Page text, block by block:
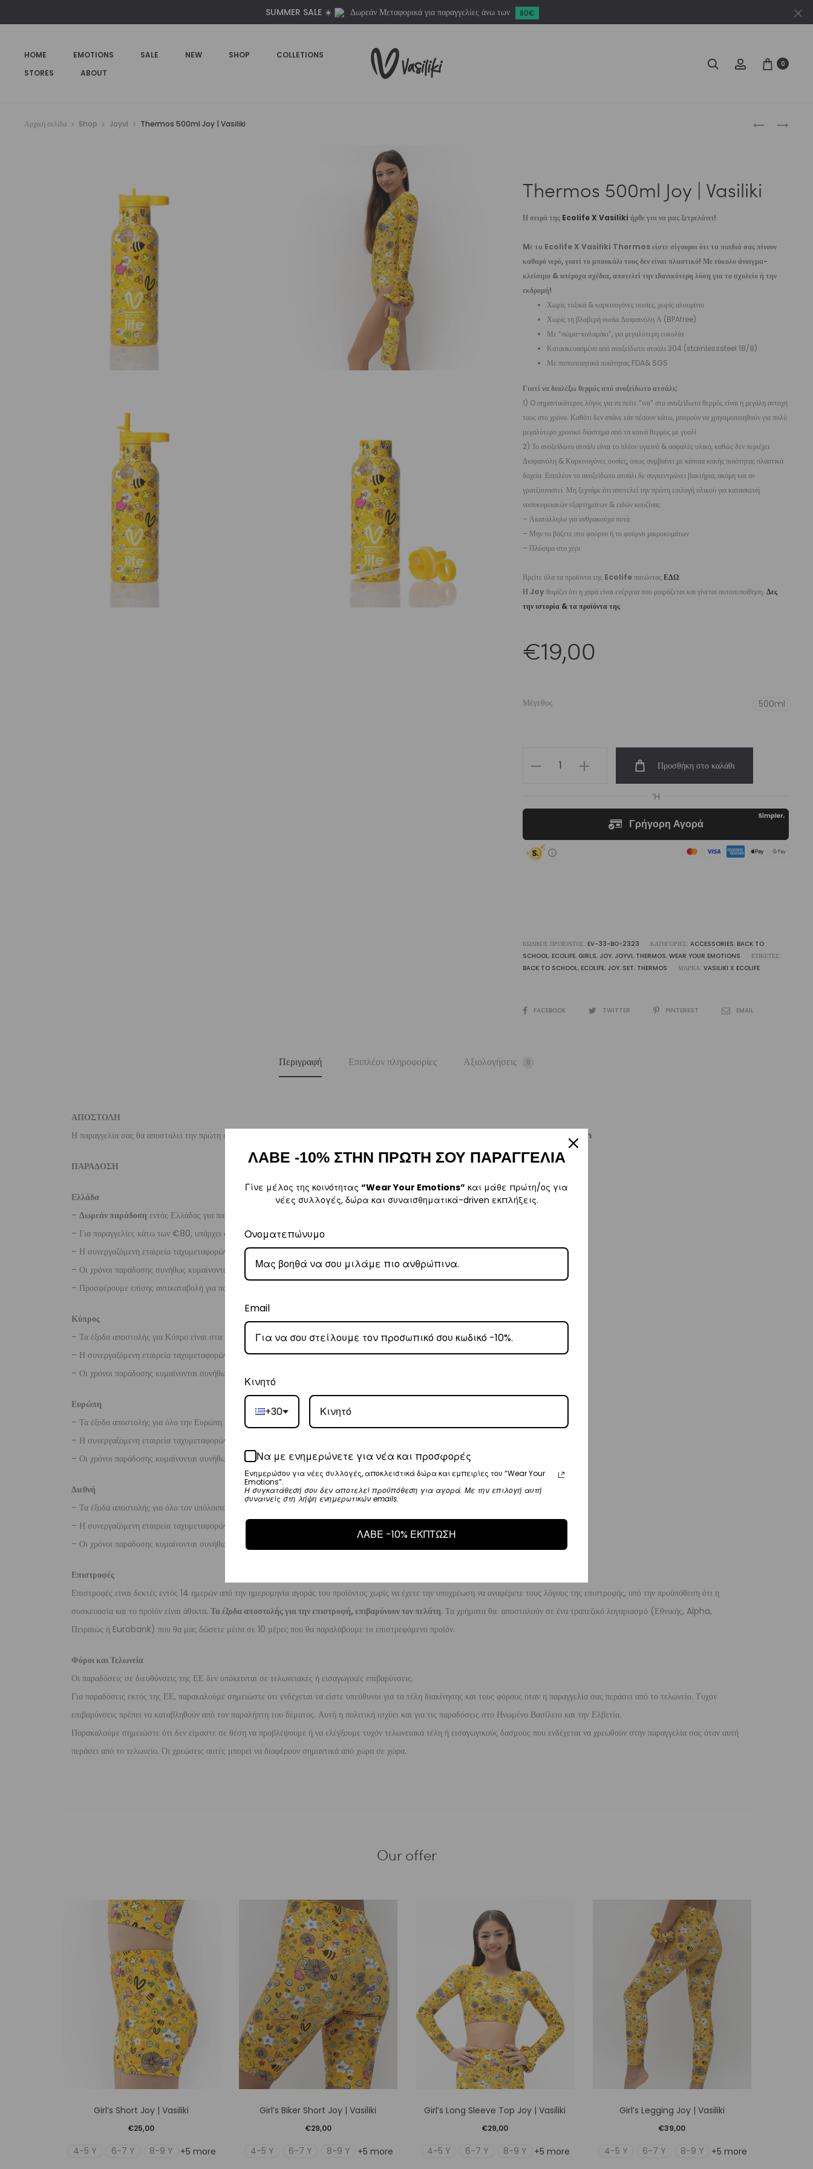
SUMMER SALE ☀️ Δωρεάν Μεταφορικά για παραγγελίες άνω των 80€
HOME EMOTIONS SALE NEW SHOP
COLLETIONS
STORES
ABOUT
Search Account0
THERMOS
THERMOS
Αρχική σελίδα Shop JoyvI Thermos 500ml Joy | Vasiliki
Thermos 500ml Joy | Vasiliki
Η σειρά της Ecolife X Vasiliki ήρθε για να μας ξετρελάνει!
Mε τα Ecolife X Vasiliki Thermos είστε σίγουροι ότι τα παιδιά σας πίνουν
καθαρό νερό, γιατί το μπουκάλι τους δεν είναι πλαστικό! Με εύκολο άνοιγμα-
κλείσιμο & υπέροχα σχέδια, αποτελεί την ιδανικότερη λύση για το σχολείο ή την
εκδρομή!
Χωρίς τοξικά & καρκινογόνες ουσίες, χωρίς αλουμίνιο
Χωρίς τη βλαβερή ουσία Δισφαινόλη Α (BPAfree)
Με “πώμα-καλαμάκι”, για μεγαλύτερη ευκολία
Κατασκευασμένο από ανοξείδωτο ατσάλι 304 (stainlesssteel 18/8)
Με πιστοποιητικά ποιότητας FDA& SGS
Γιατί να διαλέξω θερμός από ανοξείδωτο ατσάλι;
1) O σημαντικότερος λόγος για να πείτε “ναι” στα ανοξείδωτα θερμός είναι η μεγάλη αντοχή
τους στο χρόνο. Καθότι δεν σπάνε εάν πέσουν κάτω, μπορούν να χρησιμοποιηθούν για πολύ
μεγαλύτερο χρονικό διάστημα από τα κοινά θερμός με γυαλί
2) Το ανοξείδωτο ατσάλι είναι το πλέον υγιεινό & ασφαλές υλικό, καθώς δεν περιέχει
Δισφαινόλη & Καρκινογόνες ουσίες, όπως συμβαίνει με κάποια κακής ποιότητας πλαστικά
δοχεία. Επιπλέον το ανοξείδωτο ατσάλι δε συγκεντρώνει βακτήρια, ακόμη και αν
γρατζουνιστεί. Μη ξεχνάμε ότι αποτελεί την πρώτη επιλογή υλικού για κατασκευή
νοσοκομειακών εξαρτημάτων & ειδών κουζίνας.
– Ακατάλληλο για ανθρακούχα ποτά
– Μην το βάζετε στο φούρνο ή το φούρνο μικροκυμάτων
– Πλύσιμο στο χέρι
Βρείτε όλα τα προϊόντα της Ecolifeπατώντας ΕΔΩ
Η Joyθυμίζει ότι η χαρά είναι ενέργεια που μοιράζεται και γίνεται αυτοπεποίθηση. Δες
την ιστορία & τα προϊόντα της
€19,00
Μέγεθος 500ml
Thermos
|
ποσότητα
Προσθήκη στο καλάθι
ΚΩΔΙΚΌΣ ΠΡΟΪΌΝΤΟΣ: EV-33-BO-2323 ΚΑΤΗΓΟΡΊΕΣ: ACCESSORIES, BACK TO
SCHOOL, ECOLIFE, GIRLS, JOY, JOYVI, THERMOS, WEAR YOUR EMOTIONS
ΕΤΙΚΈΤΕΣ:
BACK TO SCHOOL, ECOLIFE, JOY, SET, THERMOS ΜΆΡΚΑ: VASILIKI X ECOLIFE
SHAREFACEBOOK TWITTER PINTEREST EMAIL
Περιγραφή Επιπλέον πληροφορίες Αξιολογήσεις 0
ΑΠΟΣΤΟΛΗ
Η παραγγελία σας θα αποσταλεί την πρώτη εργάσιμη ημέρα μετά την αγορά σας. M: (+30)
sales@vasilikiworld.com
ΠΑΡΑΔΟΣΗ
Ελλάδα
– Δωρεάν παράδοση εντός Ελλάδας για παραγγελίες
– Για παραγγελίες κάτω των €80, υπάρχει σταθερή χρέωση εξόδων αποστολής στα
– Η συνεργαζόμενη εταιρεία ταχυμεταφορών,
Courier Center, θα αναλάβει την παράδοσή σας.
– Οι χρόνοι παράδοσης συνήθως κυμαίνονται από 1-3 εργάσιμες ημέρες.
– Προσφέρουμε επίσης αντικαταβολή για παραγγελίες σε όλη την Ελλάδα με extra χρέωση €2.
Κύπρος
– Τα έξοδα αποστολής για Κύπρο είναι στα
– Η συνεργαζόμενη εταιρεία ταχυμεταφορών,
Aramex, θα αναλάβει την παράδοσή σας.
– Οι χρόνοι παράδοσης κυμαίνονται συνήθως από 2-7 εργάσιμες ημέρες.
Ευρώπη
– Τα έξοδα αποστολής για όλο την Ευρώπη είναι στα
– Η συνεργαζόμενη εταιρεία ταχυμεταφορών,
– Οι χρόνοι παράδοσης κυμαίνονται συνήθως από 3-8 εργάσιμες ημέρες.
Διεθνή
– Τα έξοδα αποστολής για όλο τον υπόλοιπο κόσμο είναι στα
– Η συνεργαζόμενη εταιρεία ταχυμεταφορών,
DHL
– Οι χρόνοι παράδοσης κυμαίνονται συνήθως από 3-10 εργάσιμες ημέρες.
Επιστροφές
Επιστροφές είναι δεκτές εντός 14 ημερών από την ημερομηνία αγοράς του προϊόντος χωρίς να έχετε την υποχρέωση να αναφέρετε τους λόγους της επιστροφής, υπό την προϋπόθεση ότι η
συσκευασία και το προϊόν είναι άθικτα. Τα έξοδα αποστολής για την επιστροφή, επιβαρύνουν τον πελάτη. Τα χρήματα θα αποσταλούν σε ένα τραπεζικό λογαριασμό (Εθνικής, Alpha,
Πειραιώς ή Eurobank) που θα μας δώσετε μέσα σε 10 μέρες που θα παραλάβουμε το επιστρεφόμενο προϊόν.
Φόροι και Τελωνεία
Οι παραδόσεις σε διευθύνσεις της ΕΕ δεν υπόκεινται σε τελωνειακές ή εισαγωγικές επιβαρύνσεις.
Για παραδόσεις εκτός της ΕΕ, παρακαλούμε σημειώστε ότι ενδέχεται να είστε υπεύθυνοι για τα τέλη διακίνησης και τους φόρους όταν η παραγγελία σας περάσει από το τελωνείο. Τυχόν
επιβαρύνσεις πρέπει να καταβληθούν από τον παραλήπτη του δέματος. Αυτή η πολιτική ισχύει και για τις παραδόσεις στο Ηνωμένο Βασίλειο και την Ελβετία.
Παρακαλούμε σημειώστε ότι δεν είμαστε σε θέση να προβλέψουμε ή να ελέγξουμε τυχόν τελωνειακά τέλη ή εισαγωγικούς δασμούς που ενδέχεται να χρεωθούν στην παραγγελία σας όταν αυτή
περάσει από το τελωνείο. Οι χρεώσεις αυτές μπορεί να διαφέρουν σημαντικά από χώρα σε χώρα.
ποσότητα
Our offer
το
έχει
Girl’s Short Joy | Vasiliki
€25,00
4-5 Y 6-7 Y 8-9 Y +5 more
το
έχει
Girl’s Biker Short Joy | Vasiliki
€29,00
4-5 Y 6-7 Y 8-9 Y +5 more
το
έχει
Girl’s Long Sleeve Top Joy | Vasiliki
€29,00
4-5 Y 6-7 Y 8-9 Y +5 more
το
έχει
Girl’s Legging Joy | Vasiliki
€39,00
4-5 Y 6-7 Y 8-9 Y +5 more
ΛΑΒΕ -10% ΣΤΗΝ ΠΡΩΤΗ ΣΟΥ ΠΑΡΑΓΓΕΛΙΑ
Γίνε μέλος της κοινότητας “Wear Your Emotions” και μάθε πρώτη/ος για
νέες συλλογές, δώρα και συναισθηματικά-driven εκπλήξεις.
Ονοματεπώνυμο
Email
Κινητό
+30
Να με ενημερώνετε για νέα και προσφορές
Ενημερώσου για νέες συλλογές, αποκλειστικά δώρα και εμπειρίες του “Wear Your
Emotions”.
Η συγκατάθεσή σου δεν αποτελεί προϋπόθεση για αγορά. Με την επιλογή αυτή
συναινείς στη λήψη ενημερωτικών emails.
ΛΑΒΕ -10% ΕΚΠΤΩΣΗ